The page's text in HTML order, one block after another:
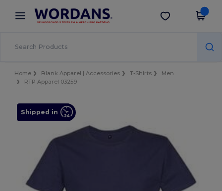
× Aplikace Wordans
Lepší ceny v aplikaci!
Stáhnout app
Home Blank Apparel | Accessories T-Shirts
Men
RTP Apparel 03259
Shipped in